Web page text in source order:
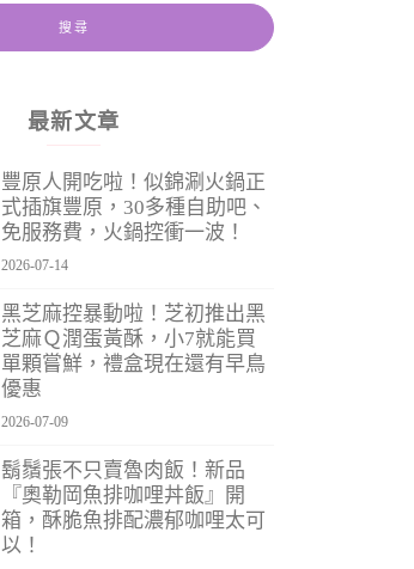
最新文章
豐原人開吃啦！似錦涮火鍋正
式插旗豐原，30多種自助吧、
免服務費，火鍋控衝一波！
2026-07-14
黑芝麻控暴動啦！芝初推出黑
芝麻Ｑ潤蛋黃酥，小7就能買
單顆嘗鮮，禮盒現在還有早鳥
優惠
2026-07-09
鬍鬚張不只賣魯肉飯！新品
『奧勒岡魚排咖哩丼飯』開
箱，酥脆魚排配濃郁咖哩太可
以！